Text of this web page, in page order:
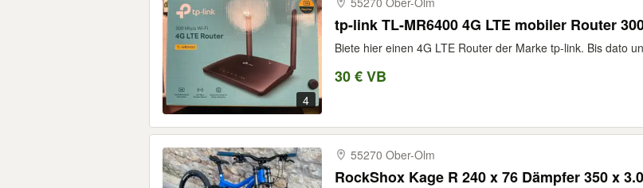
4
tp-link TL-MR6400 4G LTE mobiler Router
Biete hier einen 4G LTE Router der Marke tp-link. Bis dato
30 € VB
55270 Ober-​Olm
RockShox Kage R 240 x 76 Dämpfer 350 x